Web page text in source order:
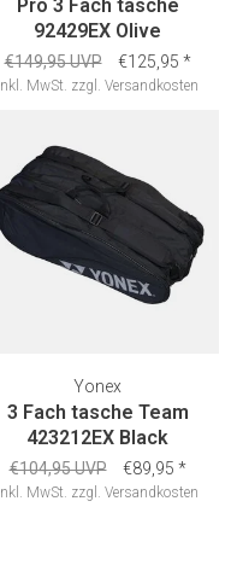
Pro 3 Fach tasche
92429EX Olive
€149,95 UVP €125,95 *
Inkl. MwSt. zzgl. Versandkosten
Yonex
3 Fach tasche Team
423212EX Black
€104,95 UVP €89,95 *
Inkl. MwSt. zzgl. Versandkosten